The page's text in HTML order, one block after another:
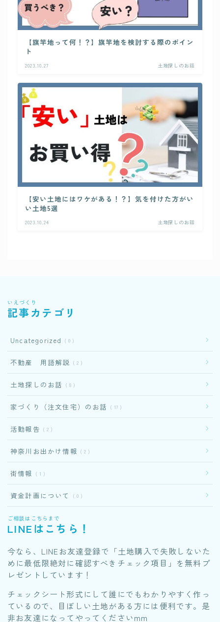
【旗竿地って何！？】旗竿地を検討する際のポイン
ト
2023.10.27 土地探しのお話
【安い土地にはワケがある！？】気を付けた方がい
い土地5選
2023.10.24 土地探しのお話
いえづくり
記事カテゴリ
Uncategorized 0
不動産 用語解説 2
土地探しのお話 8
家づくり（注文住宅）のお話 17
活動報告 2
神奈川お出かけ情報 2
街情報 1
資金計画について 0
ご相談はこちらまで
LINEはこちら！
今なら、LINEお友達登録で「土地購入で失敗しないた
めに最低限絶対に確認すべきチェック項目」を無料プ
レゼントしています！
チェックシート形式にして誰にでもわかりやすく作っ
ているので、目ぼしい土地がある方には便利です。是
非お友達になってやってくださいmm